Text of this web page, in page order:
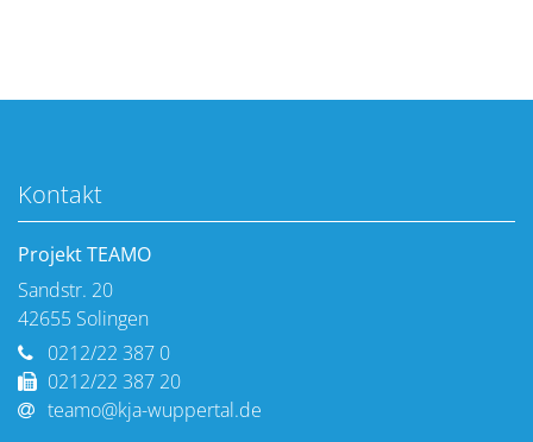
Kontakt
Projekt TEAMO
Sandstr. 20
42655 Solingen
0212/22 387 0
0212/22 387 20
teamo@kja-wuppertal.de